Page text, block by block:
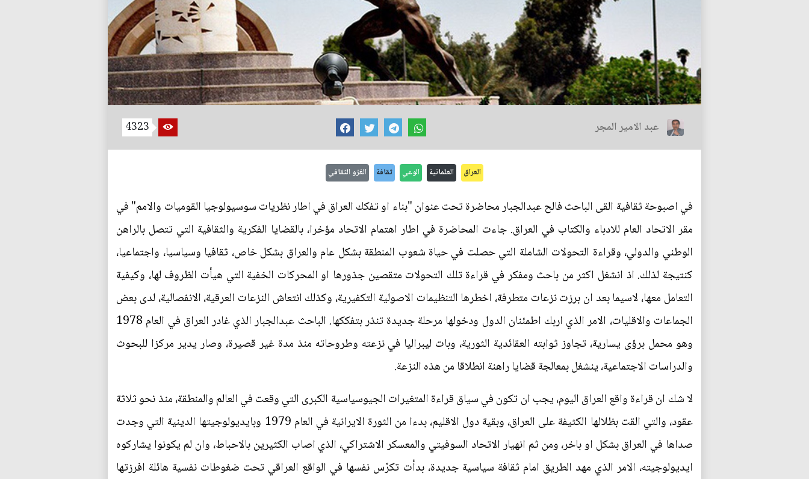
عبد الامير المجر 4323
العراق العلمانية الوعي ثقافة الغزو الثقافي
في اصبوحة ثقافية القى الباحث فالح عبدالجبار محاضرة تحت عنوان "بناء او تفكك العراق في اطار نظريات سوسيولوجيا القوميات والامم" في
مقر الاتحاد العام للادباء والكتاب في العراق. جاءت المحاضرة في اطار اهتمام الاتحاد مؤخرا، بالقضايا الفكرية والثقافية التي تتصل بالراهن
الوطني والدولي، وقراءة التحولات الشاملة التي حصلت في حياة شعوب المنطقة بشكل عام والعراق بشكل خاص، ثقافيا وسياسيا، واجتماعيا،
كنتيجة لذلك. اذ انشغل اكثر من باحث ومفكر في قراءة تلك التحولات متقصين جذورها او المحركات الخفية التي هيأت الظروف لها، وكيفية
التعامل معها، لاسيما بعد ان برزت نزعات متطرفة، اخطرها التنظيمات الاصولية التكفيرية، وكذلك انتعاش النزعات العرقية، الانفصالية، لدى بعض
الجماعات والاقليات، الامر الذي اربك اطمئنان الدول ودخولها مرحلة جديدة تنذر بتفككها. الباحث عبدالجبار الذي غادر العراق في العام 1978
وهو محمل برؤى يسارية، تجاوز ثوابته العقائدية الثورية، وبات ليبراليا في نزعته وطروحاته منذ مدة غير قصيرة، وصار يدير مركزا للبحوث
والدراسات الاجتماعية، ينشغل بمعالجة قضايا راهنة انطلاقا من هذه النزعة.
لا شك ان قراءة واقع العراق اليوم، يجب ان تكون في سياق قراءة المتغيرات الجيوسياسية الكبرى التي وقعت في العالم والمنطقة، منذ نحو ثلاثة
عقود، والتي القت بظلالها الكثيفة على العراق، وبقية دول الاقليم، بدءا من الثورة الايرانية في العام 1979 وبايديولوجيتها الدينية التي وجدت
صداها في العراق بشكل او باخر، ومن ثم انهيار الاتحاد السوفيتي والمعسكر الاشتراكي، الذي اصاب الكثيرين بالاحباط، وان لم يكونوا يشاركوه
ايديولوجيته، الامر الذي مهد الطريق امام ثقافة سياسية جديدة، بدأت تكرّس نفسها في الواقع العراقي تحت ضغوطات نفسية هائلة افرزتها